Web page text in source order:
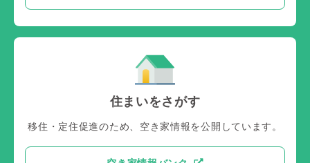
住まいをさがす
移住・定住促進のため、空き家情報を公開しています。